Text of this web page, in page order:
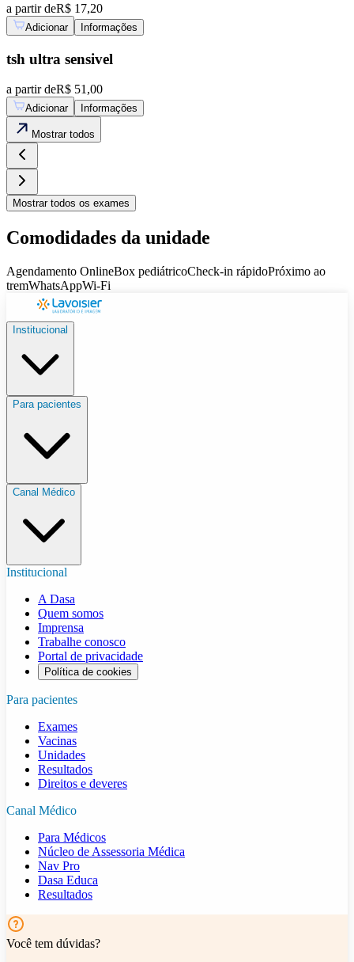
a partir deR$ 17,20
Adicionar Informações
tsh ultra sensivel
a partir deR$ 51,00
Adicionar Informações
Mostrar todos
Mostrar todos os exames
Comodidades da unidade
Agendamento OnlineBox pediátricoCheck-in rápidoPróximo ao
tremWhatsAppWi-Fi
Institucional
Para pacientes
Canal Médico
Institucional
A Dasa
Quem somos
Imprensa
Trabalhe conosco
Portal de privacidade
Política de cookies
Para pacientes
Exames
Vacinas
Unidades
Resultados
Direitos e deveres
Canal Médico
Para Médicos
Núcleo de Assessoria Médica
Nav Pro
Dasa Educa
Resultados
Você tem dúvidas?